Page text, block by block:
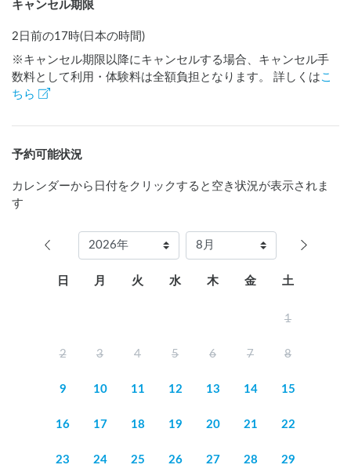
キャンセル期限
2日前の17時(日本の時間)
※キャンセル期限以降にキャンセルする場合、キャンセル手
数料として利用・体験料は全額負担となります。 詳しくは こ
ちら
予約可能状況
カレンダーから日付をクリックすると空き状況が表示されま
す
日 月 火 水 木 金 土
1
2 3 4 5 6 7 8
9 10 11 12 13 14 15
16 17 18 19 20 21 22
23 24 25 26 27 28 29